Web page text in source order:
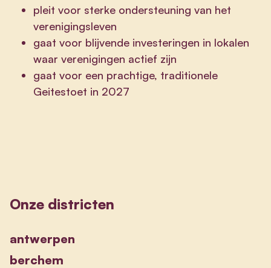
pleit voor sterke ondersteuning van het
verenigingsleven
gaat voor blijvende investeringen in lokalen
waar verenigingen actief zijn
gaat voor een prachtige, traditionele
Geitestoet in 2027
Onze districten
antwerpen
berchem